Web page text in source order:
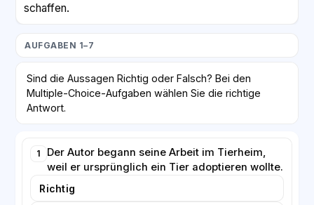
schaffen.
Einmal im Monat gibt es ein Treffen, bei dem wir über
kennenlernen. Dort habe ich auch erfahren, dass man
für die Mitarbeit kein Tierexperte sein muss. Wichtig
sind vor allem Zuverlässigkeit und Geduld. Wer einmal
Natürlich ist es manchmal traurig, besonders wenn ein
Tier lange niemand adoptieren möchte. Trotzdem
AUFGABEN 1–7
Sind die Aussagen Richtig oder Falsch? Bei den
Multiple-Choice-Aufgaben wählen Sie die richtige
Antwort.
1
Der Autor begann seine Arbeit im Tierheim,
weil er ursprünglich ein Tier adoptieren wollte.
Richtig